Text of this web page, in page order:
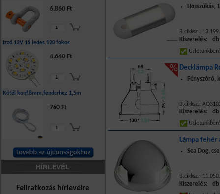
6.860 Ft
Izzó 12V 16 ledes 120 fokos
4.640 Ft
Kötél konf.8mm,fenderhez 1,5m
760 Ft
HÍRLEVÉL
Feliratkozás hírlevélre
Hosszúkás,
B.cikksz.:
Kiszerelés: db
Decklámpa
Fényszóró,
B.cikksz.:
Kiszerelés: db
Lámpa fehér
Sea Dog,
B.cikksz.:
Kiszerelés: db